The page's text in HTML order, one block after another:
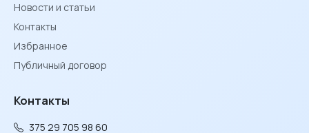
Новости и статьи
Контакты
Избранное
Публичный договор
Контакты
375 29 705 98 60